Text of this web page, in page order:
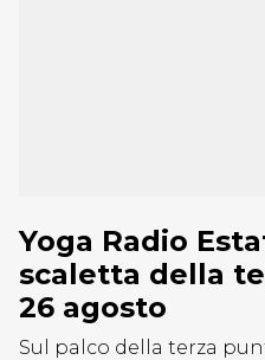
Yoga Radio
scaletta della
26 agosto
Sul palco della terza